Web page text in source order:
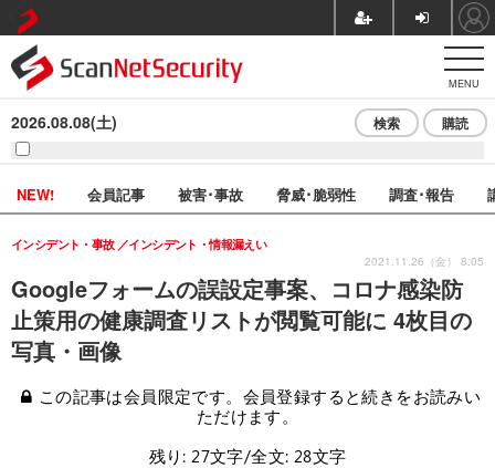
MENU
2026.08.08(土) 検索 購読
NEW! 会員記事 被害･事故 脅威･脆弱性 調査･報告
Googleフォームの誤設定事案、コロナ感染防
止策用の健康調査リストが閲覧可能に 4枚目の
写真・画像
インシデント・事故 インシデント・情報漏えい
2021.11.26（金） 8:05
この記事は会員限定です。会員登録すると続きをお読みい
ただけます。
残り: 27文字/全文: 28文字